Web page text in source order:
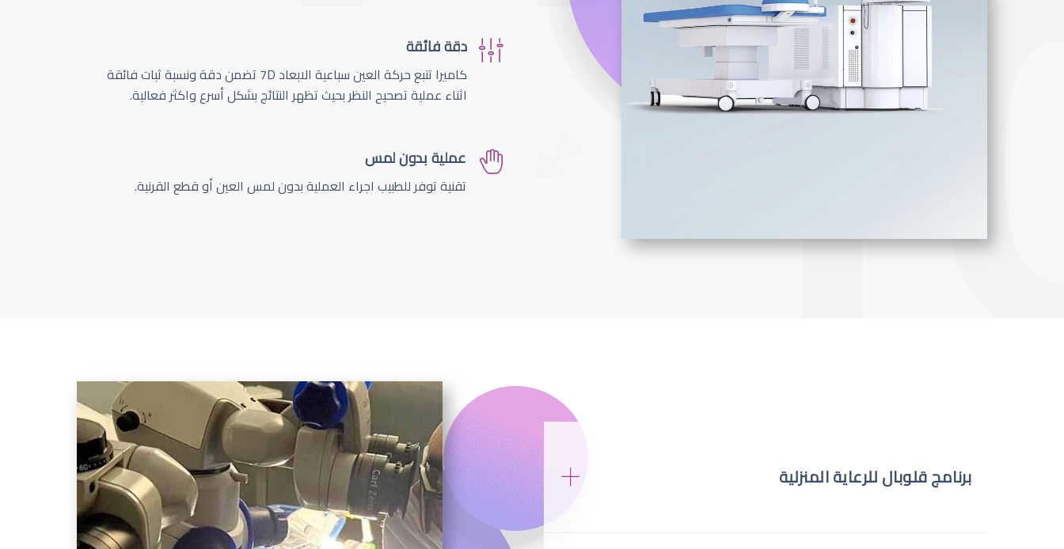
دقة فائقة
كاميرا تتبع حركة العين سباعية الابعاد 7D تضمن دقة ونسبة ثبات فائقة
اثناء عملية تصحيح النظر بحيث تظهر النتائج بشكل أسرع واكثر فعالية.
عملية بدون لمس
تقنية توفر للطبيب اجراء العملية بدون لمس العين أو قطع القرنية.
برنامج قلوبال للرعاية المنزلية